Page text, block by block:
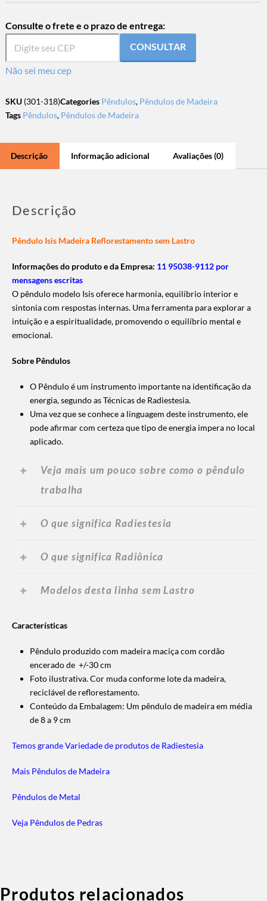
Consulte o frete e o prazo de entrega:
CONSULTAR
Não sei meu cep
SKU (301-318)Categories Pêndulos, Pêndulos de Madeira
Tags Pêndulos, Pêndulos de Madeira
Descrição Informação adicional Avaliações (0)
Descrição
Pêndulo Isis Madeira Reflorestamento sem Lastro
Informações do produto e da Empresa: 11 95038-9112 por
mensagens escritas
O pêndulo modelo Isis oferece harmonia, equilíbrio interior e
sintonia com respostas internas. Uma ferramenta para explorar a
intuição e a espiritualidade, promovendo o equilíbrio mental e
emocional.
Sobre Pêndulos
O Pêndulo é um instrumento importante na identificação da
energia, segundo as Técnicas de Radiestesia.
Uma vez que se conhece a linguagem deste instrumento, ele
pode afirmar com certeza que tipo de energia impera no local
aplicado.
Veja mais um pouco sobre como o pêndulo
trabalha
O que significa Radiestesia
O que significa Radiônica
Modelos desta linha sem Lastro
Características
Pêndulo produzido com madeira maciça com cordão
encerado de +/-30 cm
Foto ilustrativa. Cor muda conforme lote da madeira,
reciclável de reflorestamento.
Conteúdo da Embalagem: Um pêndulo de madeira em média
de 8 a 9 cm
Temos grande Variedade de produtos de Radiestesia
Mais Pêndulos de Madeira
Pêndulos de Metal
Veja Pêndulos de Pedras
Produtos relacionados